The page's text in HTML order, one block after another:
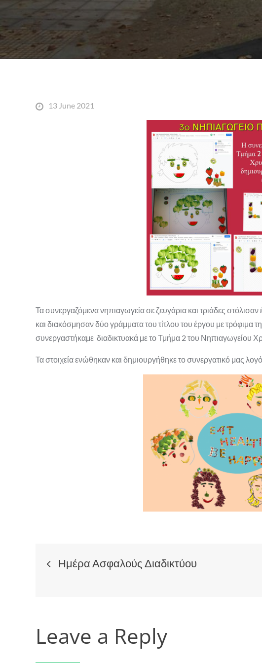
Posted13 June 2021
Τα συνεργαζόμενα νηπιαγωγεία σε ζευγάρια και τριάδες
και διακόσμησαν δύο γράμματα του τίτλου του έργου με τρόφιμα
συνεργαστήκαμε διαδικτυακά με το Τμήμα 2 του Νηπιαγωγείου
Τα στοιχεία ενώθηκαν και δημιουργήθηκε το συνεργατικό μας
Post
Ημέρα Ασφαλούς Διαδικτύου
Leave a Reply